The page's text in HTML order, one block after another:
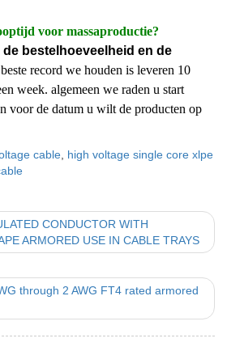
voor massaproductie?
de bestelhoeveelheid en de
record we houden is leveren 10
week. algemeen we raden u start
voor de datum u wilt de producten op
cable high voltage single core xlpe
CONDUCTOR WITH
ARMORED USE IN CABLE TRAYS
through 2 AWG FT4 rated armored